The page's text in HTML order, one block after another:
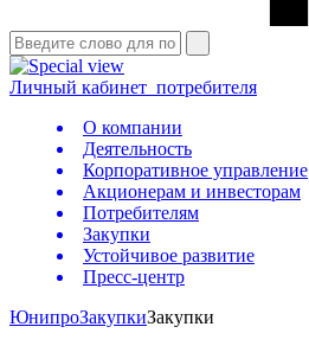
Личный кабинет потребителя
О компании
Деятельность
Корпоративное управление
Акционерам и инвесторам
Потребителям
Закупки
Устойчивое развитие
Пресс-центр
ЮнипроЗакупкиЗакупки